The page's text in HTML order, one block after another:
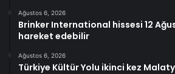
Ağustos 6, 2026
Brinker International hissesi 12
hareket edebilir
Ağustos 6, 2026
Türkiye Kültür Yolu ikinci kez